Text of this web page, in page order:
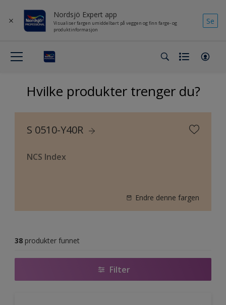
Nordsjö Expert app
Visualiser fargen umiddelbart på veggen og finn farge- og
produktinformasjon
Se
Hvilke produkter trenger du?
S 0510-Y40R
NCS Index
Endre denne fargen
38 produkter funnet
Filter